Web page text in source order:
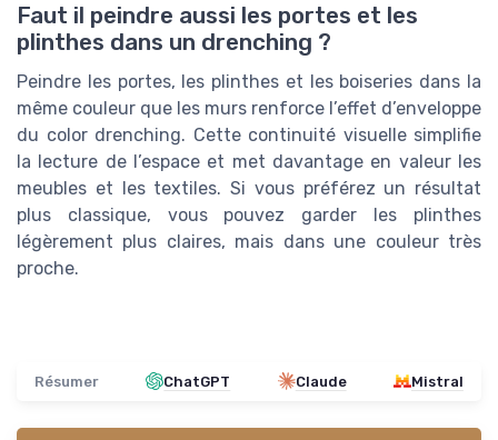
Faut il peindre aussi les portes et les
plinthes dans un drenching ?
Peindre les portes, les plinthes et les boiseries dans la
même couleur que les murs renforce l’effet d’enveloppe
du color drenching. Cette continuité visuelle simplifie
la lecture de l’espace et met davantage en valeur les
meubles et les textiles. Si vous préférez un résultat
plus classique, vous pouvez garder les plinthes
légèrement plus claires, mais dans une couleur très
proche.
Résumer ChatGPT Claude Mistral